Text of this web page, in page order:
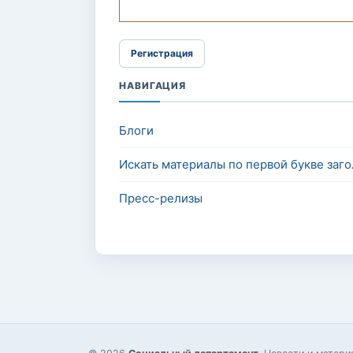
НАВИГАЦИЯ
Блоги
Искать материалы по первой букве
Пресс-релизы